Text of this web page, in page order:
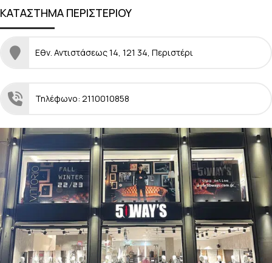
ΚΑΤΑΣΤΗΜΑ ΠΕΡΙΣΤΕΡΙΟΥ
Εθν. Αντιστάσεως 14, 121 34, Περιστέρι
Τηλέφωνο: 2110010858